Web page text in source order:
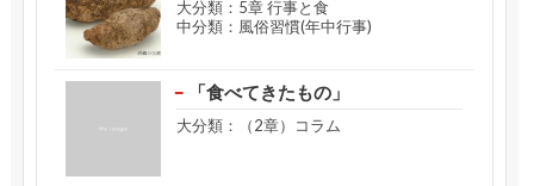
大分類：5章 行事と食
中分類：風俗習慣(年中行事)
「食べてきたもの」
大分類：（2章）コラム